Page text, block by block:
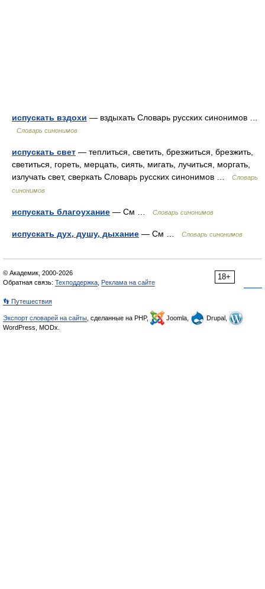
испускать вздохи — вздыхать Словарь русских синонимов …
Словарь синонимов
испускать свет — теплиться, светить, брезжиться, брезжить,
светиться, гореть, мерцать, сиять, мигать, лучиться, моргать,
излучать свет, сверкать Словарь русских синонимов …
Словарь
синонимов
испускать благоухание — См … Словарь синонимов
испускать дух, душу, дыхание — См … Словарь синонимов
18+
© Академик, 2000-2026
Обратная связь: Техподдержка Реклама на сайте
👣 Путешествия
Экспорт словарей на сайты , сделанные на PHP, Joomla,
Drupal,
WordPress, MODx.